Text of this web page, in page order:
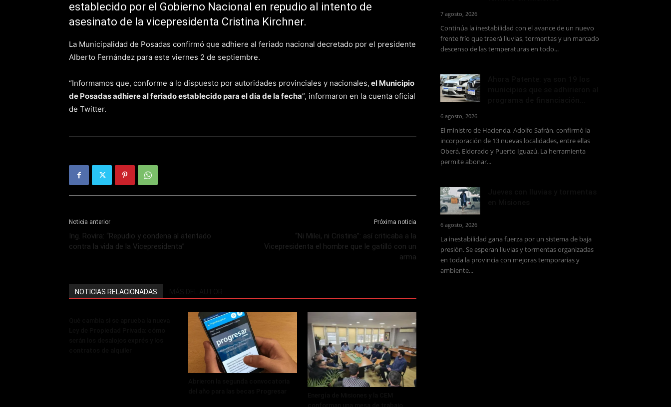
establecido por el Gobierno Nacional en repudio al intento de
asesinato de la vicepresidenta Cristina Kirchner.
La Municipalidad de Posadas confirmó que adhiere al feriado nacional decretado por el presidente
Alberto Fernández para este viernes 2 de septiembre.
“Informamos que, conforme a lo dispuesto por autoridades provinciales y nacionales, el Municipio
de Posadas adhiere al feriado establecido para el día de la fecha”, informaron en la cuenta oficial
de Twitter.
Noticia anterior
Ing. Rovira: “Repudio y condena al atentado
contra la vida de la Vicepresidenta”
Próxima noticia
“Ni Milei, ni Cristina”: así criticaba a la
Vicepresidenta el hombre que le gatilló con un
arma
NOTICIAS RELACIONADAS
7 agosto, 2026
Continúa la inestabilidad con el avance de un nuevo
frente frío que traerá lluvias, tormentas y un marcado
descenso de las temperaturas en todo...
6 agosto, 2026
El ministro de Hacienda, Adolfo Safrán, confirmó la
incorporación de 13 nuevas localidades, entre ellas
Oberá, Eldorado y Puerto Iguazú. La herramienta
permite abonar...
6 agosto, 2026
La inestabilidad gana fuerza por un sistema de baja
presión. Se esperan lluvias y tormentas organizadas
en toda la provincia con mejoras temporarias y
ambiente...